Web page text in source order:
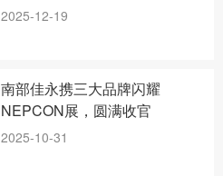
2025-12-19
南部佳永携三大品牌闪耀
NEPCON展，圆满收官
2025-10-31